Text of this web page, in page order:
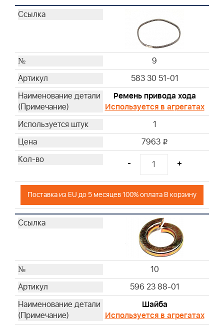
9
583 30 51-01
Ремень привода хода
Используется в агрегатах
1
7963 i
- +
Поставка из EU до 5 месяцев 100% оплата В корзину
10
596 23 88-01
Шайба
Используется в агрегатах